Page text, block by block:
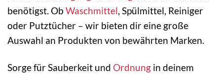
benötigst. Ob Waschmittel, Spülmittel, Reiniger
oder Putztücher – wir bieten dir eine große
Auswahl an Produkten von bewährten Marken.
Sorge für Sauberkeit und Ordnung in deinem